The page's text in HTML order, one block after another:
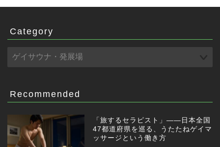
Category
Recommended
「旅するセラピスト」——日本全国
47都道府県を巡る、うたたねゲイマ
ッサージという働き方